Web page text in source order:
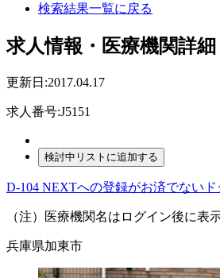
検索結果一覧に戻る
求人情報・医療機関詳細
更新日:2017.04.17
求人番号:J5151
D-104 NEXTへの登録がお済でない
（注）医療機関名はログイン後に表
兵庫県加東市